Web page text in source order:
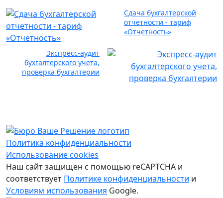
Сдача бухгалтерской
отчетности - тариф
«Отчетность»
Экспресс-аудит
бухгалтерского учета,
проверка бухгалтерии
Политика конфиденциальности
Использование cookies
Наш сайт защищен с помощью reCAPTCHA и
соответствует Политике конфиденциальности и
Условиям использования Google.